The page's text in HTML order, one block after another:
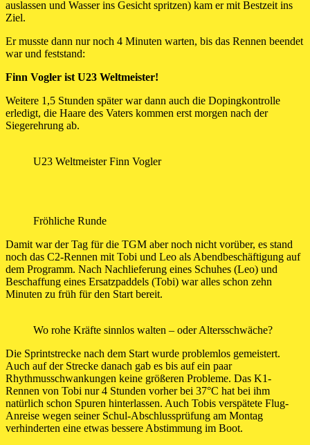
auslassen und Wasser ins Gesicht spritzen) kam er mit Bestzeit ins
Ziel.
Er musste dann nur noch 4 Minuten warten, bis das Rennen beendet
war und feststand:
Finn Vogler ist U23 Weltmeister!
Weitere 1,5 Stunden später war dann auch die Dopingkontrolle
erledigt, die Haare des Vaters kommen erst morgen nach der
Siegerehrung ab.
U23 Weltmeister Finn Vogler
Fröhliche Runde
Damit war der Tag für die TGM aber noch nicht vorüber, es stand
noch das C2-Rennen mit Tobi und Leo als Abendbeschäftigung auf
dem Programm. Nach Nachlieferung eines Schuhes (Leo) und
Beschaffung eines Ersatzpaddels (Tobi) war alles schon zehn
Minuten zu früh für den Start bereit.
Wo rohe Kräfte sinnlos walten – oder Altersschwäche?
Die Sprintstrecke nach dem Start wurde problemlos gemeistert.
Auch auf der Strecke danach gab es bis auf ein paar
Rhythmusschwankungen keine größeren Probleme. Das K1-
Rennen von Tobi nur 4 Stunden vorher bei 37°C hat bei ihm
natürlich schon Spuren hinterlassen. Auch Tobis verspätete Flug-
Anreise wegen seiner Schul-Abschlussprüfung am Montag
verhinderten eine etwas bessere Abstimmung im Boot.